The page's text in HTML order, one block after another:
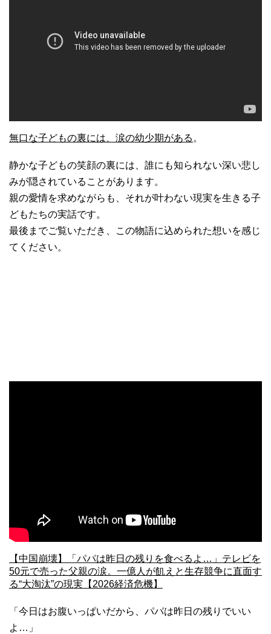
無口な子どもの裏には、涙の幼少期がある 。
静かな子どもの笑顔の裏には、誰にも知られない深い悲し
みが隠されていることがあります。
親の愛情を求めながらも、それが叶わない現実を生きる子
どもたちの実話です。
最後までご覧いただき、この物語に込められた想いを感じ
てください。
【中国崩壊】「パパは昨日の残りを食べるよ…」テレビを
50元で売った父親の涙。一億人が飢えと生存競争に直面す
る“大淘汰”の現実【2026経済危機】
「今日はお腹いっぱいだから、パパは昨日の残りでいい
よ…」